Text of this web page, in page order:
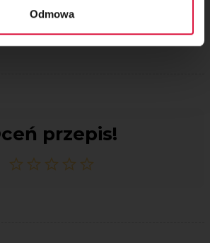
Odmowa
wstaw go do lodówki na kilka godzin.
przepis!